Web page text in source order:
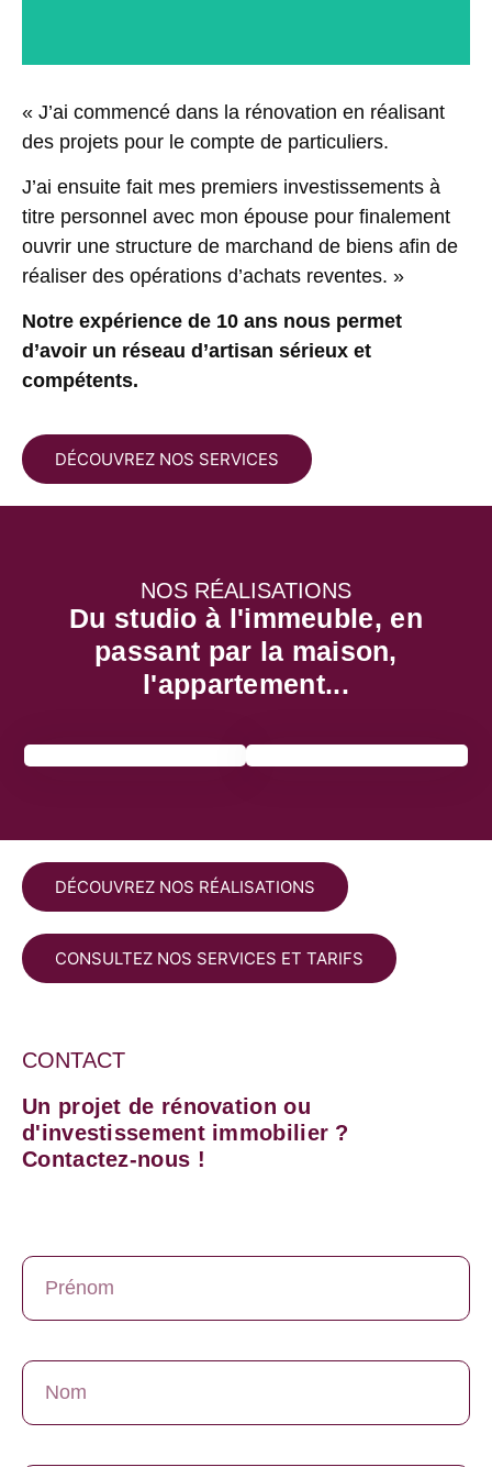
« J’ai commencé dans la rénovation en réalisant
des projets pour le compte de particuliers.
J’ai ensuite fait mes premiers investissements à
titre personnel avec mon épouse pour finalement
ouvrir une structure de marchand de biens afin de
réaliser des opérations d’achats reventes. »
Notre expérience de 10 ans nous permet
d’avoir un réseau d’artisan sérieux et
compétents.
DÉCOUVREZ NOS SERVICES
NOS RÉALISATIONS
Du studio à l'immeuble, en
passant par la maison,
l'appartement...
DÉCOUVREZ NOS RÉALISATIONS
CONSULTEZ NOS SERVICES ET TARIFS
CONTACT
Un projet de rénovation ou
d'investissement immobilier ?
Contactez-nous !